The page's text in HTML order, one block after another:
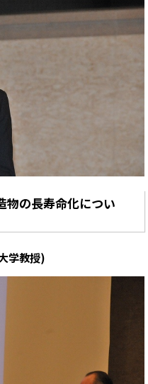
の長寿命化につい
学教授)